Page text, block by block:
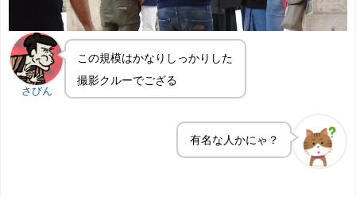
さびん
この規模はかなりしっかりした
撮影クルーでござる
有名な人かにゃ？